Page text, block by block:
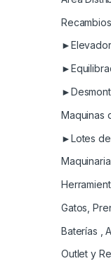
Maquinas
►Lotes
Gatos,
Baterías ,
Outlet y